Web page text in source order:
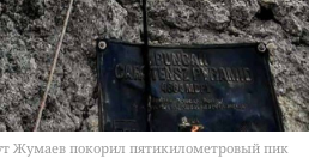
Жумаев покорил пятикилометровый пик